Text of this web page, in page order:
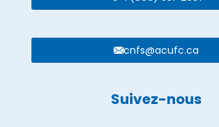
cnfs@acufc.ca
Suivez-nous